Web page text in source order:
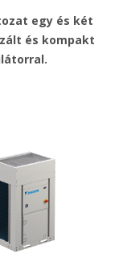
egy és két
és kompakt